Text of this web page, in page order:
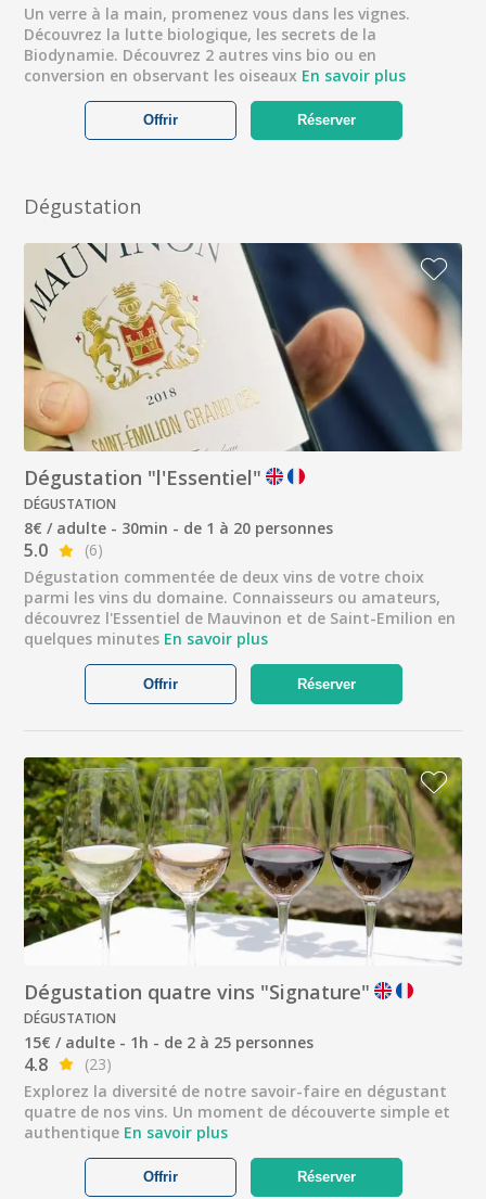
Un verre à la main, promenez vous dans les vignes.
Découvrez la lutte biologique, les secrets de la
Biodynamie. Découvrez 2 autres vins bio ou en
conversion en observant les oiseaux En savoir plus
Réserver
Offrir
Dégustation
Dégustation "l'Essentiel"
DÉGUSTATION
8€ / adulte - 30min - de 1 à 20 personnes
5.0
(6)
Dégustation commentée de deux vins de votre choix
parmi les vins du domaine. Connaisseurs ou amateurs,
découvrez l'Essentiel de Mauvinon et de Saint-Emilion en
quelques minutes En savoir plus
Réserver
Offrir
Dégustation quatre vins "Signature"
DÉGUSTATION
15€ / adulte - 1h - de 2 à 25 personnes
4.8
(23)
Explorez la diversité de notre savoir-faire en dégustant
quatre de nos vins. Un moment de découverte simple et
authentique En savoir plus
Réserver
Offrir